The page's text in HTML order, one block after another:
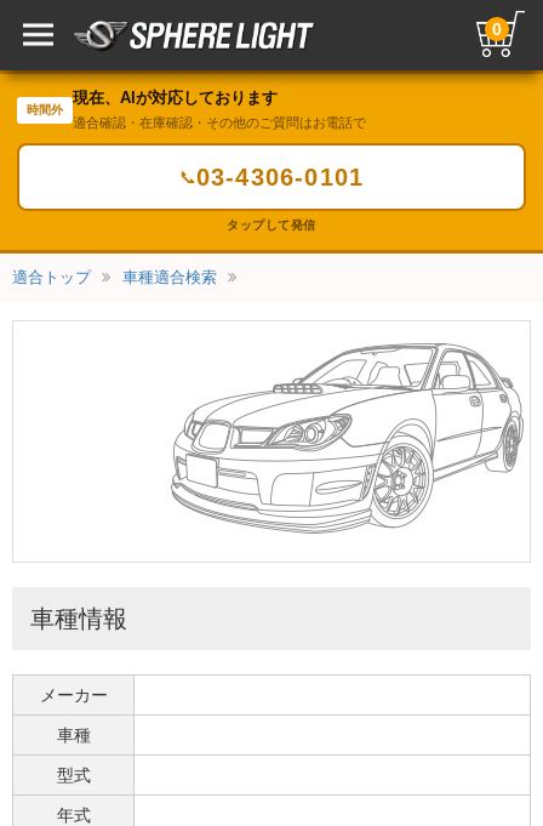
0
時間外
現在、AIが対応しております
適合確認・在庫確認・その他のご質問はお電話で
📞03-4306-0101
タップして発信
適合トップ 車種適合検索
車種情報
メーカー
車種
型式
年式